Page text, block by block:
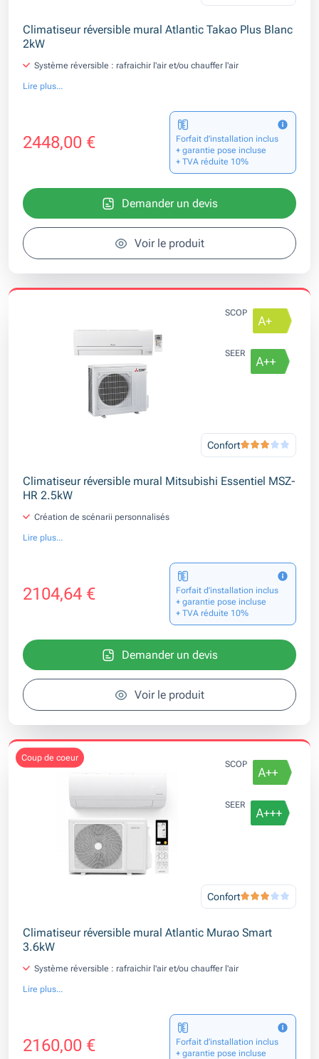
Climatiseur réversible mural Atlantic Takao Plus Blanc
2kW
Système réversible : rafraichir l'air et/ou chauffer l'air
Lire plus...
2448,00 €
Forfait d’installation inclus
+ garantie pose incluse
+ TVA réduite 10%
Demander un devis
Voir le produit
SCOP
SEER
Confort
Climatiseur réversible mural Mitsubishi Essentiel MSZ-
HR 2.5kW
Création de scénarii personnalisés
Lire plus...
2104,64 €
Forfait d’installation inclus
+ garantie pose incluse
+ TVA réduite 10%
Demander un devis
Voir le produit
coup de coeur
SCOP
SEER
Confort
Climatiseur réversible mural Atlantic Murao Smart
3.6kW
Système réversible : rafraichir l'air et/ou chauffer l'air
Lire plus...
2160,00 €
Forfait d’installation inclus
+ garantie pose incluse